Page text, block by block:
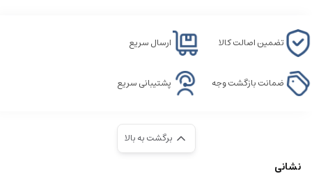
تضمین اصالت کالا ارسال سریع
ضمانت بازگشت وجه پشتیبانی سریع
برگشت به بالا
نشانی